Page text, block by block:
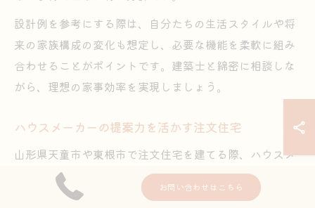
設計例を参考にする際は、自分たちの生活スタイルや将
来の家族構成の変化も想定し、必要な機能を柔軟に組み
合わせることがポイントです。建築士と綿密に相談しな
がら、理想の家事効率を実現しましょう。
ハウスメーカーの提案力を活かす注文住宅
山形県天童市や東根市で注文住宅を建てる際、ハウスメ
ーカーの提案力を最大限に活用することが成功のカギと
なります。地域の気候や生活習慣を熟知したハウスメー
お問い合わせはこちら